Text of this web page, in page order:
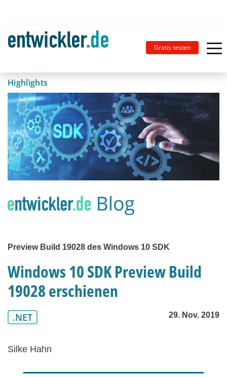
Gratis testen
Highlights
Preview Build 19028 des Windows 10 SDK
Windows 10 SDK Preview Build
19028 erschienen
.NET 29. Nov. 2019
Silke Hahn